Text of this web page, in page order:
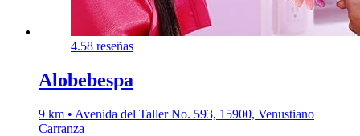
4.58 reseñas
Alobebespa
9 km • Avenida del Taller No. 593, 15900, Venustiano
Carranza